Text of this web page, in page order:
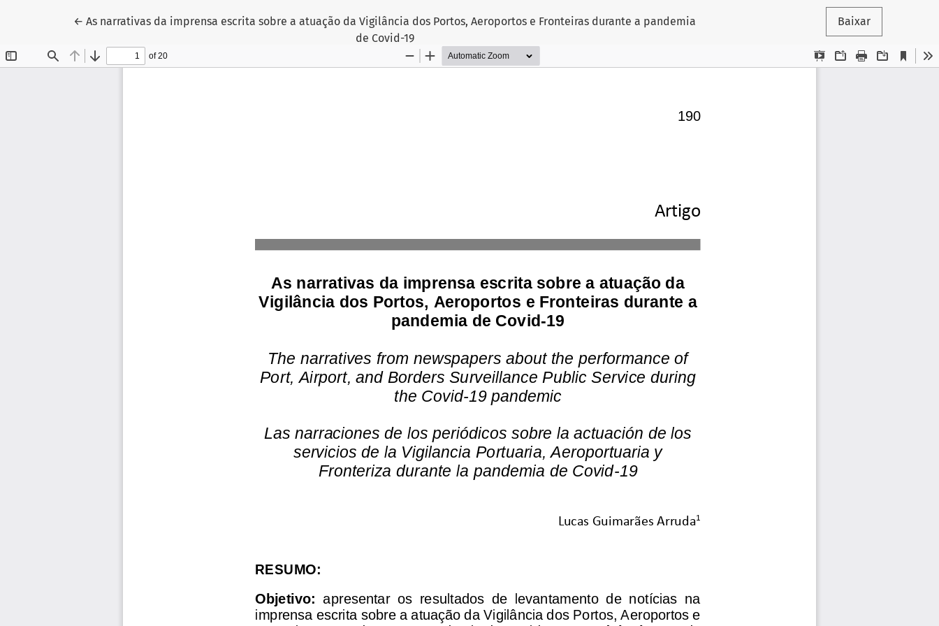
←Voltar aos Detalhes do Artigo
As narrativas da imprensa escrita sobre a atuação da Vigilância dos Portos, Aeroportos e Fronteiras durante a pandemia
de Covid-19
Baixar